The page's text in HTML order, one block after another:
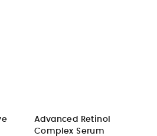
Advanced Retinol
Complex Serum